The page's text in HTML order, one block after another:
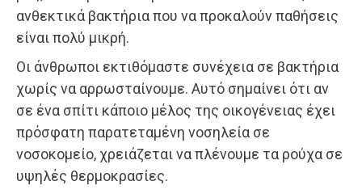
ανθεκτικά βακτήρια που να προκαλούν παθήσεις
είναι πολύ μικρή.
Οι άνθρωποι εκτιθόμαστε συνέχεια σε βακτήρια
χωρίς να αρρωσταίνουμε. Αυτό σημαίνει ότι αν
σε ένα σπίτι κάποιο μέλος της οικογένειας έχει
πρόσφατη παρατεταμένη νοσηλεία σε
νοσοκομείο, χρειάζεται να πλένουμε τα ρούχα σε
υψηλές θερμοκρασίες.